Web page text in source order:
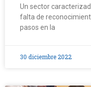
Un sector
falta de
pasos en la
30 diciembre 2022